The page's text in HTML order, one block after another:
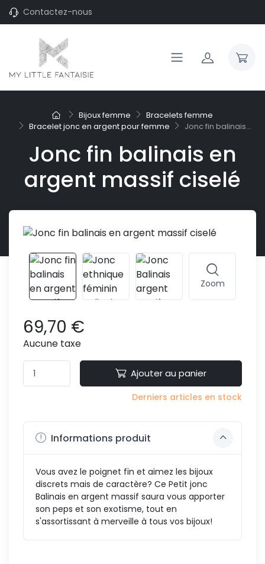
Contactez-nous
Bijoux femme
Bracelets femme
Bracelet jonc en argent pour femme
Jonc fin balinais...
Jonc fin balinais en
argent massif ciselé
Zoom
69,70 €
Aucune taxe
Ajouter au panier
Derniers articles en stock
Informations produit
Vous avez le poignet fin et aimez les bijoux
discrets mais de caractère? Ce Petit jonc
Balinais en argent massif saura vous apporter
son peps et son exotisme, tout en
s'assortissant à merveille à tous vos bijoux!